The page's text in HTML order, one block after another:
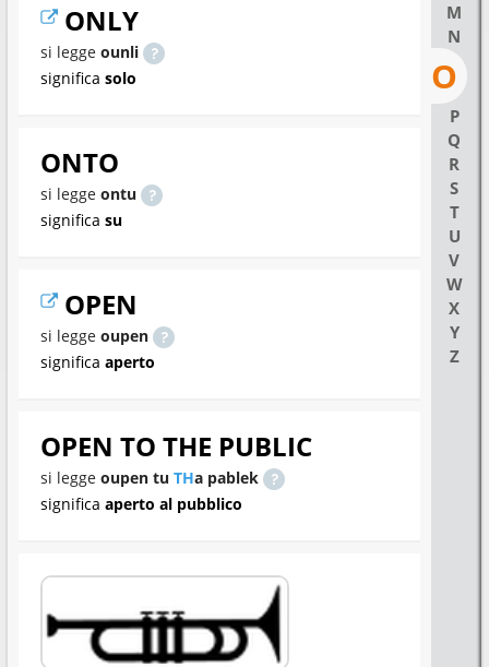
M
N
O
P
Q
R
S
T
U
V
W
X
Y
Z
ONLY
si legge ounli
significa solo
ONTO
si legge ontu
significa su
OPEN
si legge oupen
significa aperto
OPEN TO THE PUBLIC
si legge oupen tu THa pablek
significa aperto al pubblico